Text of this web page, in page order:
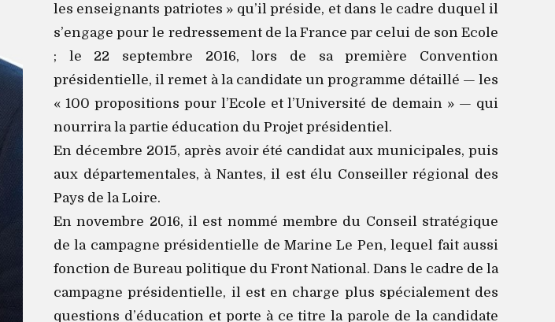
les enseignants patriotes » qu’il préside, et dans le cadre duquel il
s’engage pour le redressement de la France par celui de son Ecole
; le 22 septembre 2016, lors de sa première Convention
présidentielle, il remet à la candidate un programme détaillé — les
« 100 propositions pour l’Ecole et l’Université de demain » — qui
nourrira la partie éducation du Projet présidentiel.
En décembre 2015, après avoir été candidat aux municipales, puis
aux départementales, à Nantes, il est élu Conseiller régional des
Pays de la Loire.
En novembre 2016, il est nommé membre du Conseil stratégique
de la campagne présidentielle de Marine Le Pen, lequel fait aussi
fonction de Bureau politique du Front National. Dans le cadre de la
campagne présidentielle, il est en charge plus spécialement des
questions d’éducation et porte à ce titre la parole de la candidate